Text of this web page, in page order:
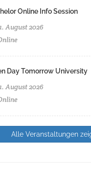
Online Info Session
August 2026
Day Tomorrow University
August 2026
Alle Veranstaltungen